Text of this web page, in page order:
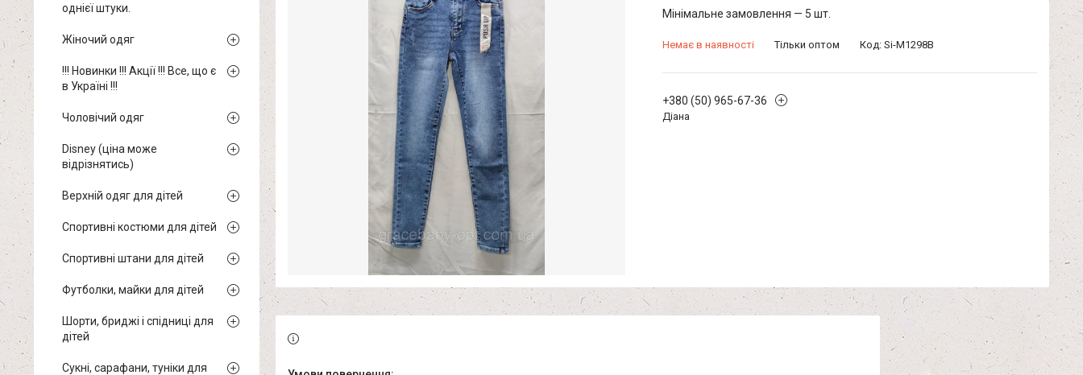
Мінімальне замовлення — 5 шт.
Немає в наявності Тільки оптом Код: Si-M1298В
+380 (50) 965-67-36
Діана
однієї штуки.
Жіночий одяг
!!! Новинки !!! Акції !!! Все, що є
в Україні !!!
Чоловічий одяг
Disney (ціна може
відрізнятись)
Верхній одяг для дітей
Спортивні костюми для дітей
Спортивні штани для дітей
Футболки, майки для дітей
Шорти, бриджі і спідниці для
дітей
Сукні, сарафани, туніки для